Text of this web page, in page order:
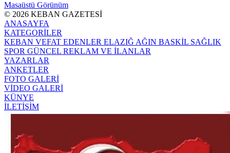
Masaüstü Görünüm
© 2026 KEBAN GAZETESİ
ANASAYFA
KATEGORİLER
KEBAN VEFAT EDENLER ELAZIĞ AĞIN BASKİL SAĞLIK
SPOR GÜNCEL REKLAM VE İLANLAR
YAZARLAR
ANKETLER
FOTO GALERİ
VİDEO GALERİ
KÜNYE
İLETİŞİM